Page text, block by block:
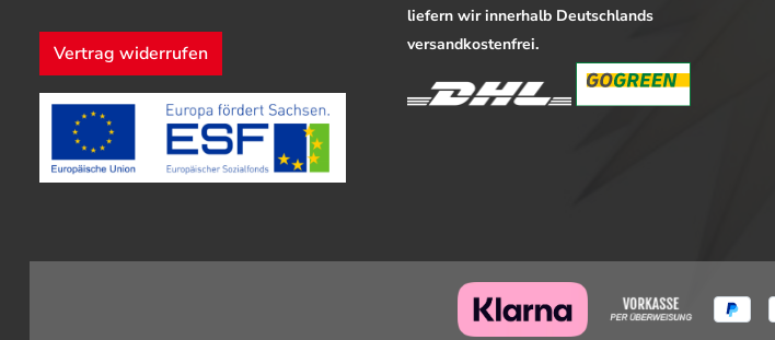
Vertrag widerrufen
liefern wir innerhalb Deutschlands
versandkostenfrei.